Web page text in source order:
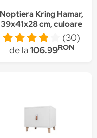
Noptiera Kring Hamar,
39x41x28 cm, culoare
alb, 1 sertar , 1 spatiu
depozitare
(30)
de la106.99RON